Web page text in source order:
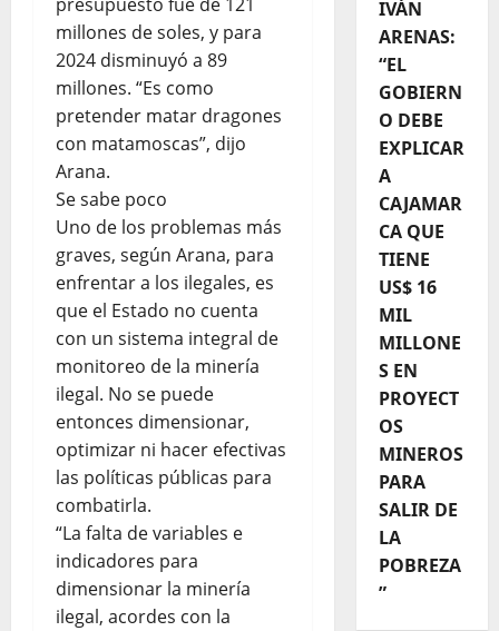
millones de soles, y para
2024 disminuyó a 89
millones. “Es como
pretender matar dragones
con matamoscas”, dijo
Arana.
Se sabe poco
Uno de los problemas más
graves, según Arana, para
enfrentar a los ilegales, es
que el Estado no cuenta
con un sistema integral de
monitoreo de la minería
ilegal. No se puede
entonces dimensionar,
optimizar ni hacer efectivas
las políticas públicas para
combatirla.
“La falta de variables e
indicadores para
dimensionar la minería
ilegal, acordes con la
IVÁN
ARENAS:
“EL
GOBIERN
O DEBE
EXPLICAR
A
CAJAMAR
CA QUE
TIENE
US$ 16
MIL
MILLONE
S EN
PROYECT
OS
MINEROS
PARA
SALIR DE
LA
POBREZA
”